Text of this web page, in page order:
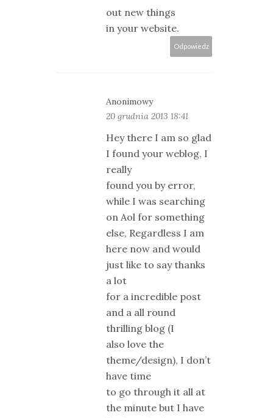
out new things
in your website.
Odpowiedz
Anonimowy
20 grudnia 2013 18:41
Hey there I am so glad
I found your weblog, I
really
found you by error,
while I was searching
on Aol for something
else, Regardless I am
here now and would
just like to say thanks
a lot
for a incredible post
and a all round
thrilling blog (I
also love the
theme/design), I don’t
have time
to go through it all at
the minute but I have